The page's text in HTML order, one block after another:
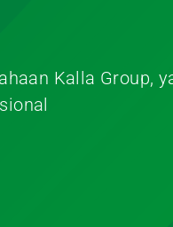
Kalla Group,